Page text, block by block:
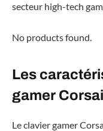
secteur high-tech
No products found.
Les
gamer
Le clavier gamer